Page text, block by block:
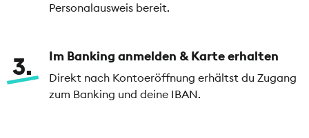
Personalausweis bereit.
3 Im Banking anmelden & Karte erhalten
Direkt nach Kontoeröffnung erhältst du Zugang
zum Banking und deine IBAN.